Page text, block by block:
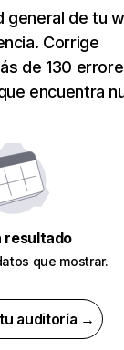
general de tu
Corrige
de 130
encuentra
resultado
que mostrar.
auditoría →